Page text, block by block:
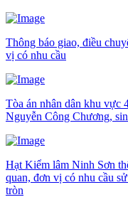
Thông báo giao, điều
vị có nhu cầu
Tòa án nhân dân khu vực
Nguyễn Công Chương,
Hạt Kiểm lâm Ninh Sơn
quan, đơn vị có nhu cầu
tròn